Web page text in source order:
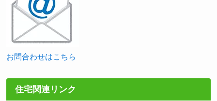
お問合わせはこちら
住宅関連リンク